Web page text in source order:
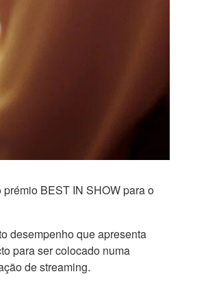
BEST IN SHOW para o
desempenho que apresenta
para ser colocado numa
de streaming.